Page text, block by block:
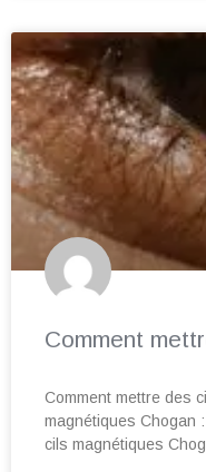
Comment
Comment mettre des
magnétiques Chogan
cils magnétiques